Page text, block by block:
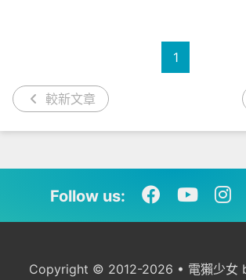
較新文章
1
Follow us:
Copyright © 2012-2026 • 電獺少女